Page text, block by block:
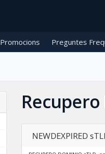
Promocions Preguntes
NEWDEXPIRED